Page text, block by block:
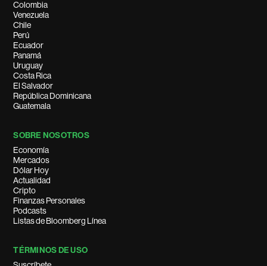
Colombia
Venezuela
Chile
Perú
Ecuador
Panamá
Uruguay
Costa Rica
El Salvador
República Dominicana
Guatemala
SOBRE NOSOTROS
Economía
Mercados
Dólar Hoy
Actualidad
Cripto
Finanzas Personales
Podcasts
Listas de Bloomberg Línea
TÉRMINOS DE USO